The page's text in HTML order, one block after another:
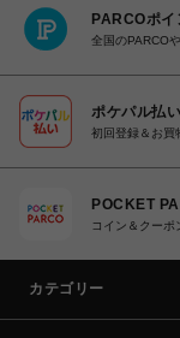
PARCOポイ
全国のPARCO
ポケパル払い
初回登録＆お買
POCKET
コイン＆クーポ
カテゴリー